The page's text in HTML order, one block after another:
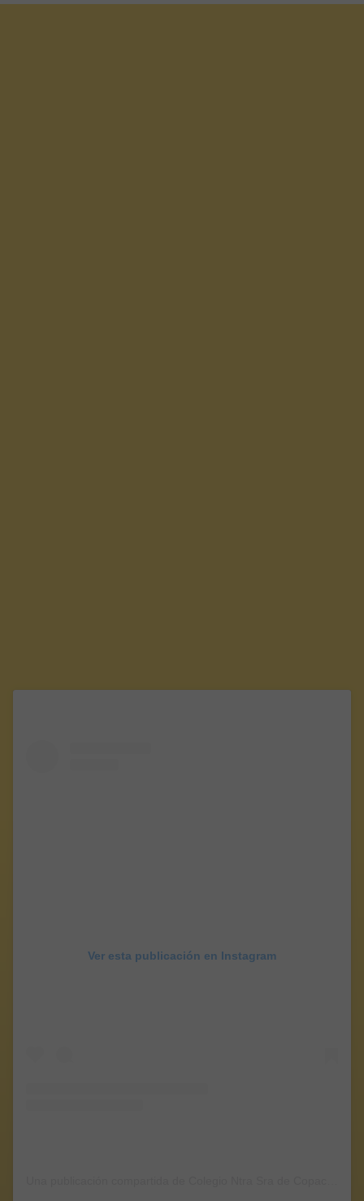
Ver esta publicación en Instagram